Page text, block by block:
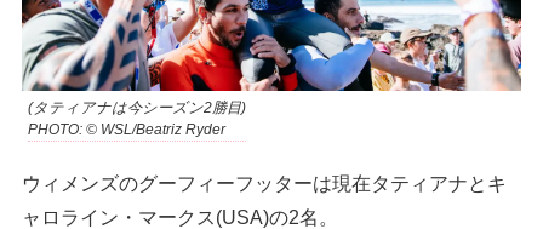
(タティアナは今シーズン2勝目)
PHOTO: © WSL/Beatriz Ryder
ウィメンズのグーフィーフッターは現在タティアナとキ
ャロライン・マークス(USA)の2名。